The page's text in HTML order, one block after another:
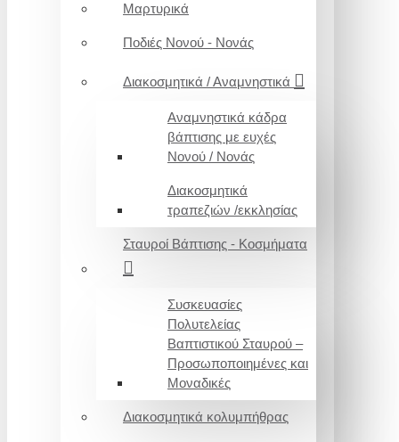
Μαρτυρικά
Ποδιές Νονού - Νονάς
Διακοσμητικά / Αναμνηστικά
Αναμνηστικά κάδρα
βάπτισης με ευχές
Νονού / Νονάς
Διακοσμητικά
τραπεζιών /εκκλησίας
Σταυροί Βάπτισης - Κοσμήματα
Συσκευασίες
Πολυτελείας
Βαπτιστικού Σταυρού –
Προσωποποιημένες και
Μοναδικές
Διακοσμητικά κολυμπήθρας